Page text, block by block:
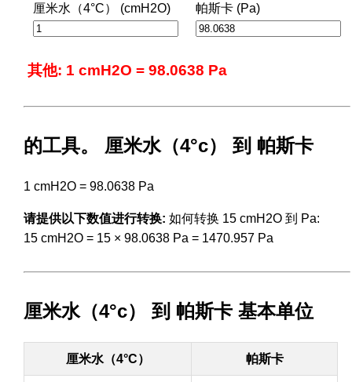
厘米水（4°C） (cmH2O) 帕斯卡 (Pa)
其他: 1 cmH2O = 98.0638 Pa
的工具。 厘米水（4°c） 到 帕斯卡
1 cmH2O = 98.0638 Pa
请提供以下数值进行转换: 如何转换 15 cmH2O 到 Pa:
15 cmH2O = 15 × 98.0638 Pa = 1470.957 Pa
厘米水（4°c） 到 帕斯卡 基本单位
厘米水（4°C） 帕斯卡